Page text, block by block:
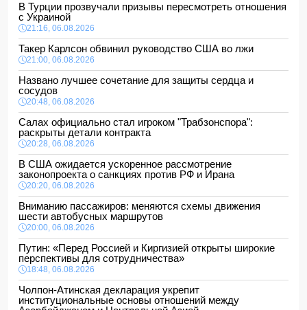
В Турции прозвучали призывы пересмотреть отношения
с Украиной
21:16, 06.08.2026
Такер Карлсон обвинил руководство США во лжи
21:00, 06.08.2026
Названо лучшее сочетание для защиты сердца и
сосудов
20:48, 06.08.2026
Салах официально стал игроком "Трабзонспора":
раскрыты детали контракта
20:28, 06.08.2026
В США ожидается ускоренное рассмотрение
законопроекта о санкциях против РФ и Ирана
20:20, 06.08.2026
Вниманию пассажиров: меняются схемы движения
шести автобусных маршрутов
20:00, 06.08.2026
Путин: «Перед Россией и Киргизией открыты широкие
перспективы для сотрудничества»
18:48, 06.08.2026
Чолпон-Атинская декларация укрепит
институциональные основы отношений между